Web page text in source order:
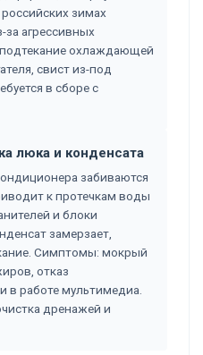
зимах
за агрессивных
охлаждающей
свист из-под
в сборе с
люка и конденсата
забиваются
к протечкам воды
и блоки
замерзает,
Симптомы: мокрый
отказ
в работе мультимедиа.
дренажей и